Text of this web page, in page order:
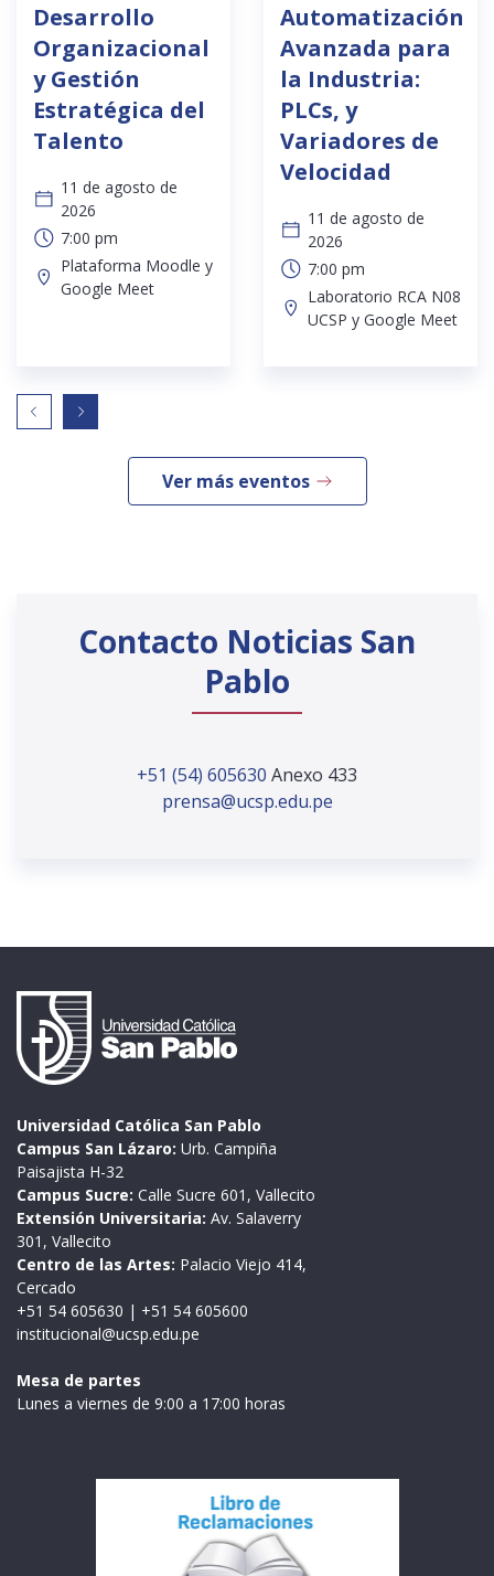
Desarrollo
Organizacional
y Gestión
Estratégica del
Talento
11 de agosto de
2026
7:00 pm
Plataforma Moodle y
Google Meet
Automatización
Avanzada para
la Industria:
PLCs, y
Variadores de
Velocidad
11 de agosto de
2026
7:00 pm
Laboratorio RCA N08
UCSP y Google Meet
Ver más eventos
Contacto Noticias San
Pablo
+51 (54) 605630 Anexo 433
prensa@ucsp.edu.pe
Universidad Católica San Pablo
Campus San Lázaro: Urb. Campiña
Paisajista H-32
Campus Sucre: Calle Sucre 601, Vallecito
Extensión Universitaria: Av. Salaverry
301, Vallecito
Centro de las Artes: Palacio Viejo 414,
Cercado
+51 54 605630 | +51 54 605600
institucional@ucsp.edu.pe
Mesa de partes
Lunes a viernes de 9:00 a 17:00 horas